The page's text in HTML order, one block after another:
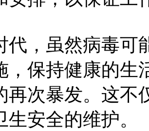
代，虽然病毒可
，保持健康的生
再次暴发。这不
安全的维护。